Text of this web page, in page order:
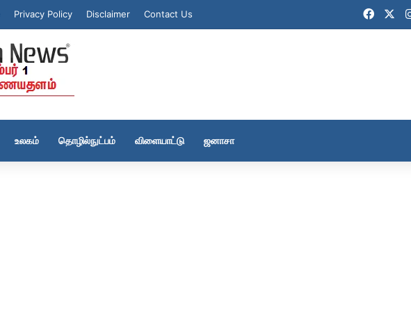
Privacy Policy Disclaimer Contact Us
உலகம் தொழில்நுட்பம் விளையாட்டு ஜனாசா